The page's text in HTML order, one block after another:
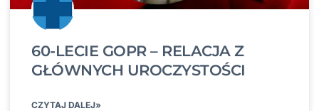
60-LECIE GOPR – RELACJA Z
GŁÓWNYCH UROCZYSTOŚCI
CZYTAJ DALEJ»